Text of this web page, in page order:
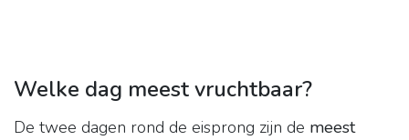
Welke dag meest vruchtbaar?
De twee dagen rond de eisprong zijn de meest